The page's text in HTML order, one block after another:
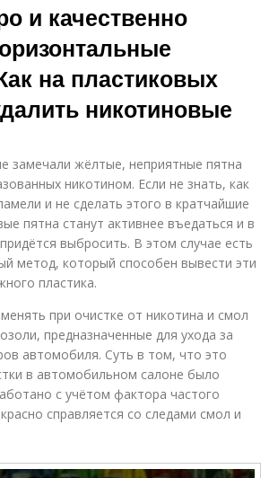
и качественно
на пластиковых
никотиновые
замечали жёлтые, неприятные пятна
никотином. Если не знать, как
и не сделать этого в кратчайшие
пятна станут активнее въедаться и в
выбросить. В этом случае есть
метод, который способен вывести эти
пластика.
при очистке от никотина и смол
предназначенные для ухода за
автомобиля. Суть в том, что это
в автомобильном салоне было
с учётом фактора частого
справляется со следами смол и